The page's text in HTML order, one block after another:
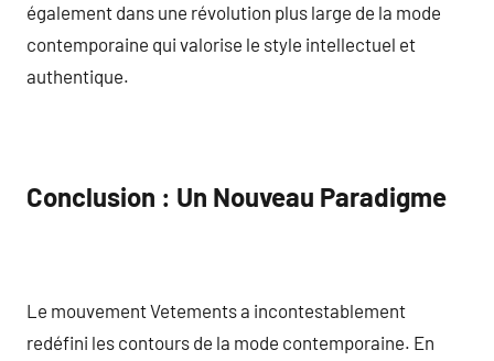
également dans une révolution plus large de la mode
contemporaine qui valorise le style intellectuel et
authentique.
Conclusion : Un Nouveau Paradigme
Le mouvement Vetements a incontestablement
redéfini les contours de la mode contemporaine. En